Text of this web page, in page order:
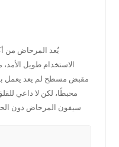
يُعد المرحاض من
الاستخدام طويل
مقبض مسطح لم يعد يعمل
محبطًا، لكن لا داعي
سيفون المرحاض دون